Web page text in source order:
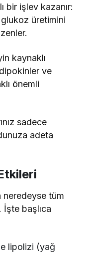
bir işlev kazanır:
glukoz üretimini
kaynaklı
ve
önemli
sadece
adeta
neredeyse tüm
başlıca
lipolizi (yağ